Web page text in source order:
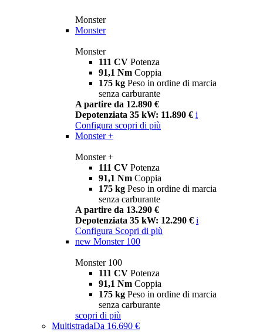
Monster
Monster
Monster
111 CV Potenza
91,1 Nm Coppia
175 kg Peso in ordine di marcia
senza carburante
A partire da 12.890 €
Depotenziata 35 kW: 11.890 € i
Configura scopri di più
Monster +
Monster +
111 CV Potenza
91,1 Nm Coppia
175 kg Peso in ordine di marcia
senza carburante
A partire da 13.290 €
Depotenziata 35 kW: 12.290 € i
Configura Scopri di più
new Monster 100
Monster 100
111 CV Potenza
91,1 Nm Coppia
175 kg Peso in ordine di marcia
senza carburante
scopri di più
MultistradaDa 16.690 €